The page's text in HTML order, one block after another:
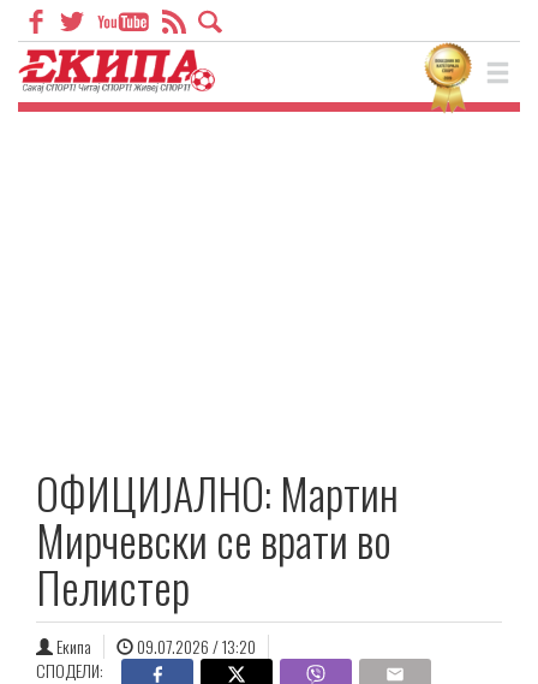
ОФИЦИЈАЛНО: Мартин
Мирчевски се врати во
Пелистер
Екипа
09.07.2026 / 13:20
СПОДЕЛИ: